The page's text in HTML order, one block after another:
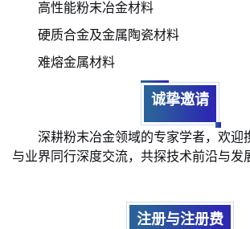
高性能粉末冶金材料
硬质合金及金属陶瓷材料
难熔金属材料
诚挚邀请
深耕粉末冶金领域的专家学者，欢迎
与业界同行深度交流，共探技术前沿与发
注册与注册费